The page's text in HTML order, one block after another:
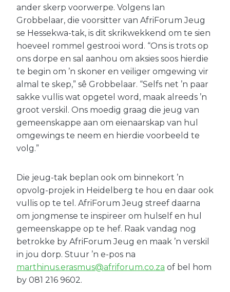
ander skerp voorwerpe. Volgens Ian
Grobbelaar, die voorsitter van AfriForum Jeug
se Hessekwa-tak, is dit skrikwekkend om te sien
hoeveel rommel gestrooi word. “Ons is trots op
ons dorpe en sal aanhou om aksies soos hierdie
te begin om ’n skoner en veiliger omgewing vir
almal te skep,” sê Grobbelaar. “Selfs net ’n paar
sakke vullis wat opgetel word, maak alreeds ’n
groot verskil. Ons moedig graag die jeug van
gemeenskappe aan om eienaarskap van hul
omgewings te neem en hierdie voorbeeld te
volg.”
Die jeug-tak beplan ook om binnekort ’n
opvolg-projek in Heidelberg te hou en daar ook
vullis op te tel. AfriForum Jeug streef daarna
om jongmense te inspireer om hulself en hul
gemeenskappe op te hef. Raak vandag nog
betrokke by AfriForum Jeug en maak ’n verskil
in jou dorp. Stuur ’n e-pos na
marthinus.erasmus@afriforum.co.za of bel hom
by 081 216 9602.